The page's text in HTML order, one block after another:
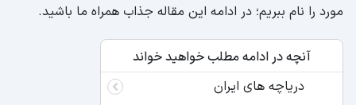
مورد را نام ببریم؛ در ادامه این مقاله جذاب همراه ما باشید.
آنچه در ادامه مطلب خواهید خواند
دریاچه های ایران